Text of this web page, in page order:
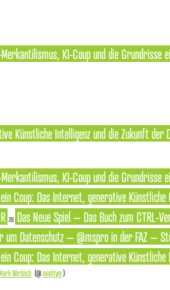
KI-Coup und die Grundrisse
Künstliche Intelligenz und die Zukunft der
KI-Coup und die
Coup: Das Internet, generative
zu Das Neue Spiel – Das Buch zum CTRL-
um Datenschutz – @mspro in der FAZ –
Coup: Das Internet, generative
Wirblich (@mightym)